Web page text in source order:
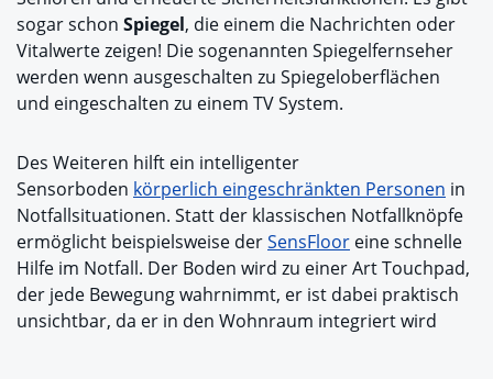
sogar schon Spiegel, die einem die Nachrichten oder
Vitalwerte zeigen! Die sogenannten Spiegelfernseher
werden wenn ausgeschalten zu Spiegeloberflächen
und eingeschalten zu einem TV System.
Des Weiteren hilft ein intelligenter
Sensorboden körperlich eingeschränkten Personen in
Notfallsituationen. Statt der klassischen Notfallknöpfe
ermöglicht beispielsweise derSensFloor eine schnelle
Hilfe im Notfall. Der Boden wird zu einer Art Touchpad,
der jede Bewegung wahrnimmt, er ist dabei praktisch
unsichtbar, da er in den Wohnraum integriert wird